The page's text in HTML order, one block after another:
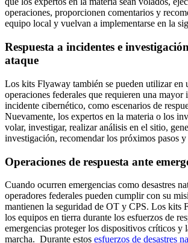
operaciones, proporcionen comentarios y
equipo local y vuelvan a implementarse en la
Respuesta a incidentes e
ataque
Los kits Flyaway también se pueden utilizar en
operaciones federales que requieren una mayor
incidente cibernético, como escenarios de
Nuevamente, los expertos en la materia o los
volar, investigar, realizar análisis en el sitio,
investigación, recomendar los próximos pasos y
Operaciones de respuesta ante
Cuando ocurren emergencias como desastres
operadores federales pueden cumplir con su
mantienen la seguridad de OT y CPS. Los kits
los equipos en tierra durante los esfuerzos de
emergencias proteger los dispositivos críticos y
marcha. Durante estos esfuerzos de desastres